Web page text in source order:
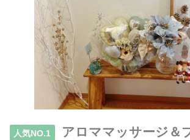
人気NO.1
アロママッサージ＆